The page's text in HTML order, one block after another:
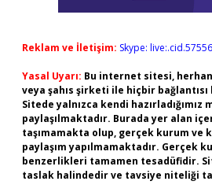
Reklam ve İletişim: Skype:
Yasal Uyarı: Bu internet sitesi,
veya şahıs şirketi ile hiçbir
Sitede yalnızca kendi hazırladığımız
paylaşılmaktadır. Burada yer alan
taşımamakta olup, gerçek kurum ve
paylaşım yapılmamaktadır. Gerçek
benzerlikleri tamamen tesadüfidir.
taslak halindedir ve tavsiye niteliği